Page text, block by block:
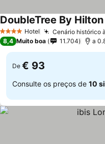
4 EstrelasHotel Cenário histórico
DoubleTree By
8,4 Muito boa 11.704 a
De € 93
Consulte os preços de 10